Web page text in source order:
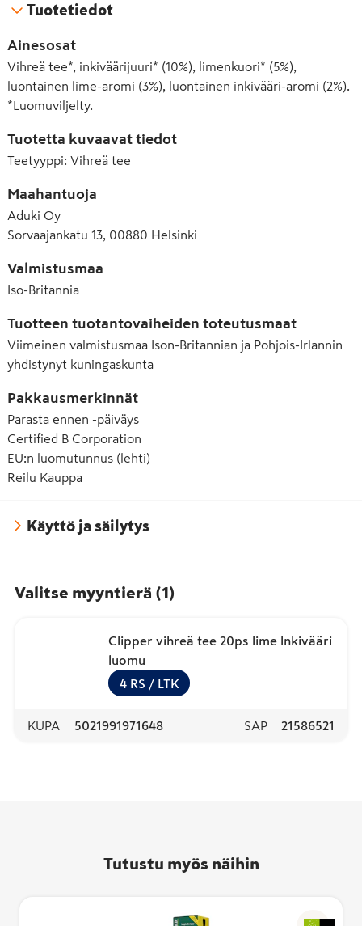
Tuotetiedot
Ainesosat
Vihreä tee*, inkiväärijuuri* (10%), limenkuori* (5%),
luontainen lime-aromi (3%), luontainen inkivääri-aromi (2%).
*Luomuviljelty.
Tuotetta kuvaavat tiedot
Teetyyppi: Vihreä tee
Maahantuoja
Aduki Oy
Sorvaajankatu 13, 00880 Helsinki
Valmistusmaa
Iso-Britannia
Tuotteen tuotantovaiheiden toteutusmaat
Viimeinen valmistusmaa Ison-Britannian ja Pohjois-Irlannin
yhdistynyt kuningaskunta
Pakkausmerkinnät
Parasta ennen -päiväys
Certified B Corporation
EU:n luomutunnus (lehti)
Reilu Kauppa
Käyttö ja säilytys
Valitse myyntierä (1 )
Clipper vihreä tee 20ps lime lnkivääri
luomu
4 RS / LTK
KUPA 5021991971648 SAP 21586521
Tutustu myös näihin